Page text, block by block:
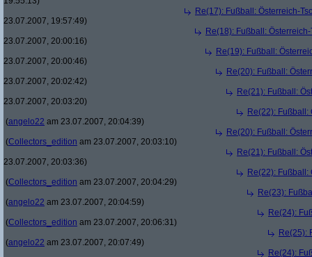
Re(17): Fußball: Österreich-
23.07.2007, 19:57:49)
Re(18): Fußball:
23.07.2007, 20:00:16)
Re(19): Fußball:
23.07.2007, 20:00:46)
Re(20): Fußball:
23.07.2007, 20:02:42)
Re(21): Fußball:
23.07.2007, 20:03:20)
Re(22): Fußball:
(angelo22 am 23.07.2007, 20:04:39)
Re(20): Fußball:
(Collectors_edition am 23.07.2007, 20:03:10)
Re(21): Fußball:
23.07.2007, 20:03:36)
Re(22): Fußball:
(Collectors_edition am 23.07.2007, 20:04:29)
Re(23):
(angelo22 am 23.07.2007, 20:04:59)
Re(24):
(Collectors_edition am 23.07.2007, 20:06:31)
Re(25):
(angelo22 am 23.07.2007, 20:07:49)
Re(24):